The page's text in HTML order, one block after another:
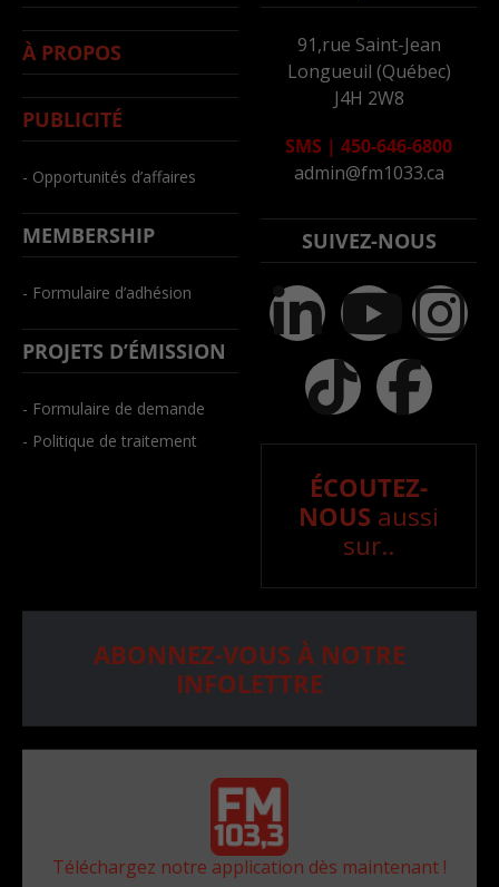
À PROPOS
PUBLICITÉ
- Opportunités d’affaires
MEMBERSHIP
- Formulaire d’adhésion
PROJETS D’ÉMISSION
- Formulaire de demande
- Politique de traitement
91,rue Saint-Jean
Longueuil (Québec)
J4H 2W8
SMS | 450-646-6800
admin@fm1033.ca
SUIVEZ-NOUS
ÉCOUTEZ-
NOUS aussi
sur..
ABONNEZ-VOUS À NOTRE
INFOLETTRE
Téléchargez notre application dès maintenant !